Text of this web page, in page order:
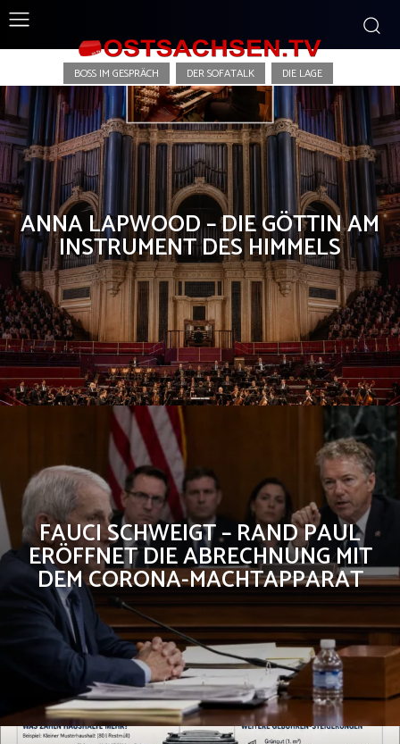
Die Zweite Meinung
BOSS IM GESPRÄCH DER SOFATALK DIE LAGE
ANNA LAPWOOD – DIE GÖTTIN AM
INSTRUMENT DES HIMMELS
FAUCI SCHWEIGT – RAND PAUL
ERÖFFNET DIE ABRECHNUNG MIT
DEM CORONA-MACHTAPPARAT